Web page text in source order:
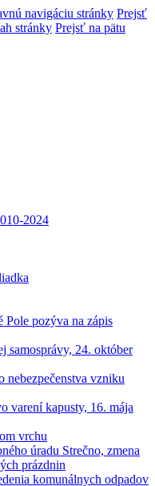
navigáciu stránky Prejsť
stránky Prejsť na pätu
2024
Pole pozýva na zápis
samosprávy, 24. október
nebezpečenstva vzniku
varení kapusty, 16. mája
vrchu
úradu Strečno, zmena
prázdnin
komunálnych odpadov